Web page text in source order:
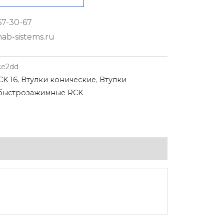
30-67
sistems.ru
16, Втулки конические, Втулки
RCK